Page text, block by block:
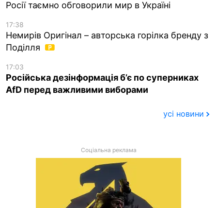
Росії таємно обговорили мир в Україні
17:38
Немирів Оригінал – авторська горілка бренду з
Поділля
17:03
Російська дезінформація б’є по суперниках
AfD перед важливими виборами
усі новини
Соціальна реклама